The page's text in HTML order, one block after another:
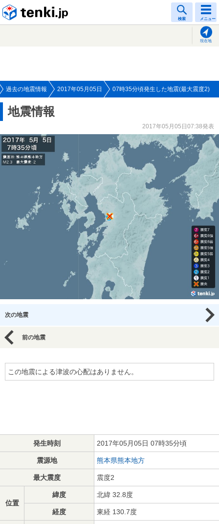
検索 メニュー
現在地
過去の地震情報 2017年05月05日 07時35分頃発生した地震(最大震度2)
地震情報
2017年05月05日07:38発表
次の地震
前の地震
この地震による津波の心配はありません。
発生時刻 2017年05月05日 07時35分頃
震源地 熊本県熊本地方
最大震度 震度2
位置
緯度 北緯 32.8度
経度 東経 130.7度